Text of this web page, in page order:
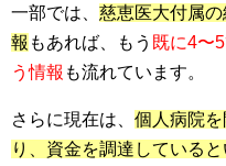
一部では、 慈恵医大付属
報 もあれば、もう 既に4〜
う情報 も流れています。
さらに現在は、 個人病院
り、資金を調達している